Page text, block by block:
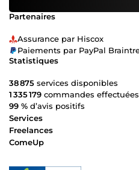
Partenaires
Assurance par Hiscox
Paiements par PayPal
Statistiques
38 875 services disponibles
1 335 179 commandes effectuées
99 % d’avis positifs
Services
Freelances
ComeUp